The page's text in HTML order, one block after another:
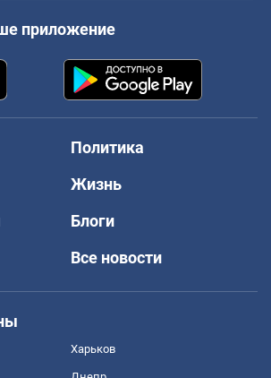
приложение
Политика
Жизнь
Блоги
Все новости
Харьков